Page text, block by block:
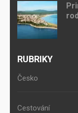
RUBRIKY
Česko
Cestování